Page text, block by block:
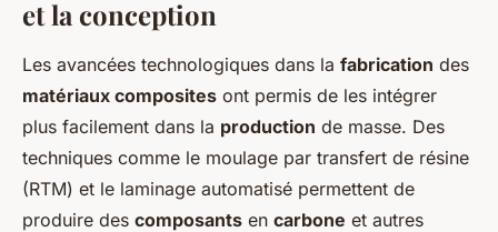
et la conception
Les avancées technologiques dans la fabrication des
matériaux composites ont permis de les intégrer
plus facilement dans la production de masse. Des
techniques comme le moulage par transfert de résine
(RTM) et le laminage automatisé permettent de
produire des composants en carbone et autres